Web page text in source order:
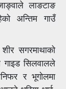
लाङटाङ
अन्तिम गाउँ
सगरमाथाको
गाइड सिलवालले
र भूगोलमा